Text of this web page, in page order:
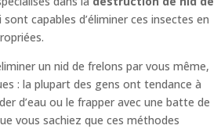
capables d’éliminer ces insectes en
un nid de frelons par vous même,
: la plupart des gens ont tendance à
d’eau ou le frapper avec une batte de
vous sachiez que ces méthodes